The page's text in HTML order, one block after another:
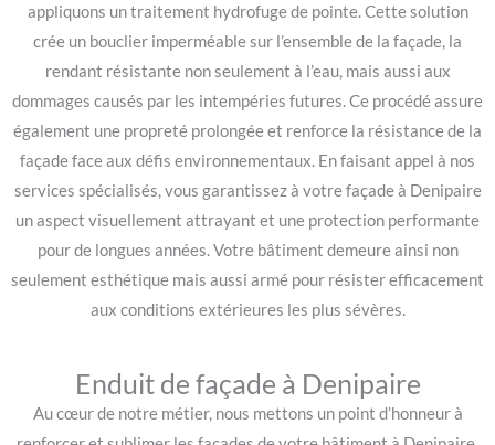
appliquons un traitement hydrofuge de pointe. Cette solution
crée un bouclier imperméable sur l’ensemble de la façade, la
rendant résistante non seulement à l’eau, mais aussi aux
dommages causés par les intempéries futures. Ce procédé assure
également une propreté prolongée et renforce la résistance de la
façade face aux défis environnementaux. En faisant appel à nos
services spécialisés, vous garantissez à votre façade à Denipaire
un aspect visuellement attrayant et une protection performante
pour de longues années. Votre bâtiment demeure ainsi non
seulement esthétique mais aussi armé pour résister efficacement
aux conditions extérieures les plus sévères.
Enduit de façade à Denipaire
Au cœur de notre métier, nous mettons un point d’honneur à